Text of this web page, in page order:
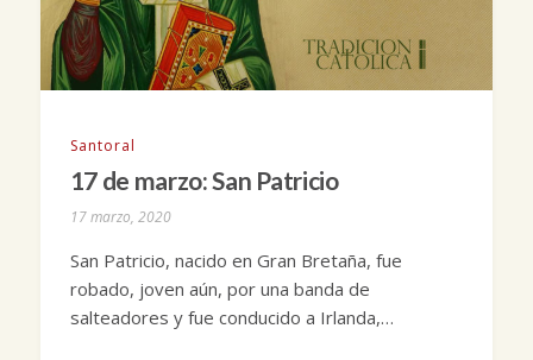
Santoral
17 de marzo: San Patricio
17 marzo, 2020
San Patricio, nacido en Gran Bretaña, fue
robado, joven aún, por una banda de
salteadores y fue conducido a Irlanda,…